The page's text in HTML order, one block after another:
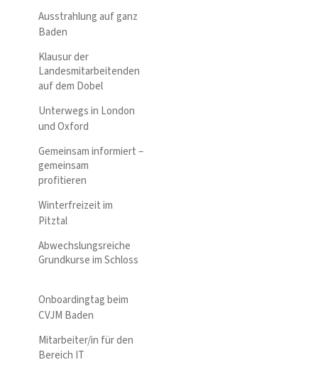
Ausstrahlung auf ganz
Baden
Klausur der
Landesmitarbeitenden
auf dem Dobel
Unterwegs in London
und Oxford
Gemeinsam informiert –
gemeinsam
profitieren
Winterfreizeit im
Pitztal
Abwechslungsreiche
Grundkurse im Schloss
Onboardingtag beim
CVJM Baden
Mitarbeiter/in für den
Bereich IT